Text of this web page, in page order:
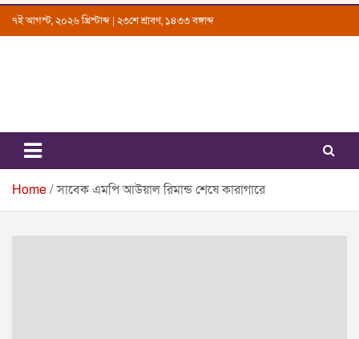
Skip৭ই আগস্ট, ২০২৬ খ্রিস্টাব্দ | ২৩শে শ্রাবণ, ১৪৩৩ বঙ্গাব্দ
Uttarkantho
News Portal
Home সাবেক এমপি আউয়াল রিমান্ড শেষে কারাগারে